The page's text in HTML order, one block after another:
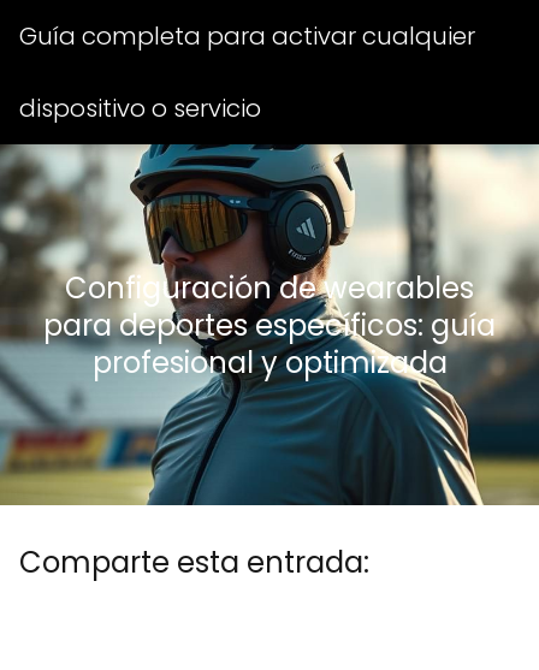
Guía completa para activar cualquier
dispositivo o servicio
Configuración de wearables
para deportes específicos: guía
profesional y optimizada
Comparte esta entrada: